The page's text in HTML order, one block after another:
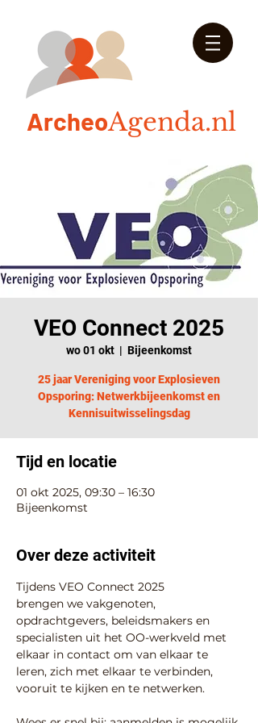
ArcheoAgenda.nl
VEO Connect 2025
wo 01 okt
  |
Bijeenkomst
25 jaar Vereniging voor Explosieven
Opsporing: Netwerkbijeenkomst en
Kennisuitwisselingsdag
Tijd en locatie
01 okt 2025, 09:30 – 16:30
Bijeenkomst
Over deze activiteit
Tijdens VEO Connect 2025
brengen we vakgenoten,
opdrachtgevers, beleidsmakers en
specialisten uit het OO-werkveld met
elkaar in contact om van elkaar te
leren, zich met elkaar te verbinden,
vooruit te kijken en te netwerken.